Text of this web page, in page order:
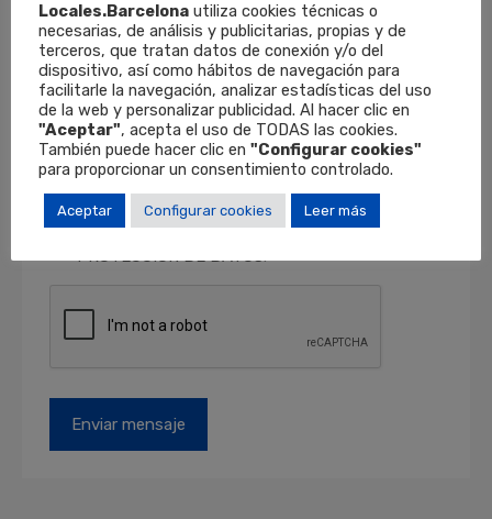
He leído y acepto laPolítica de Privacidad
Finalidades: Responder a sus solicitudes y
remitirle información comercial de nuestros
productos y servicios, incluso por medios
electrónicos.Derechos: Puede retirar su
consentimiento en cualquier momento, así
otros derechos en locales@locales.barcelona.
Más información en el apartado de
PROTECCIÓN DE DATOS.
Locales.Barcelona utiliza cookies técnicas o
necesarias, de análisis y publicitarias, propias y de
terceros, que tratan datos de conexión y/o del
dispositivo, así como hábitos de navegación para
facilitarle la navegación, analizar estadísticas del uso
de la web y personalizar publicidad. Al hacer clic en
"Aceptar", acepta el uso de TODAS las cookies.
También puede hacer clic en "Configurar cookies"
para proporcionar un consentimiento controlado.
Aceptar Configurar cookies Leer más